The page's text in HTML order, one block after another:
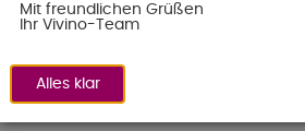
Newsletter.
Mit freundlichen Grüßen
Ihr Vivino-Team
Alles klar